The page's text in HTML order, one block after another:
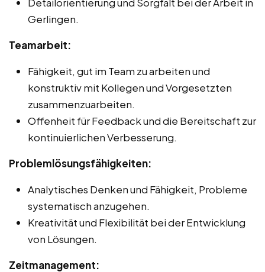
Gerlingen.
Teamarbeit:
Fähigkeit, gut im Team zu arbeiten und
konstruktiv mit Kollegen und Vorgesetzten
zusammenzuarbeiten.
Offenheit für Feedback und die Bereitschaft zur
kontinuierlichen Verbesserung.
Problemlösungsfähigkeiten:
Analytisches Denken und Fähigkeit, Probleme
systematisch anzugehen.
Kreativität und Flexibilität bei der Entwicklung
von Lösungen.
Zeitmanagement: